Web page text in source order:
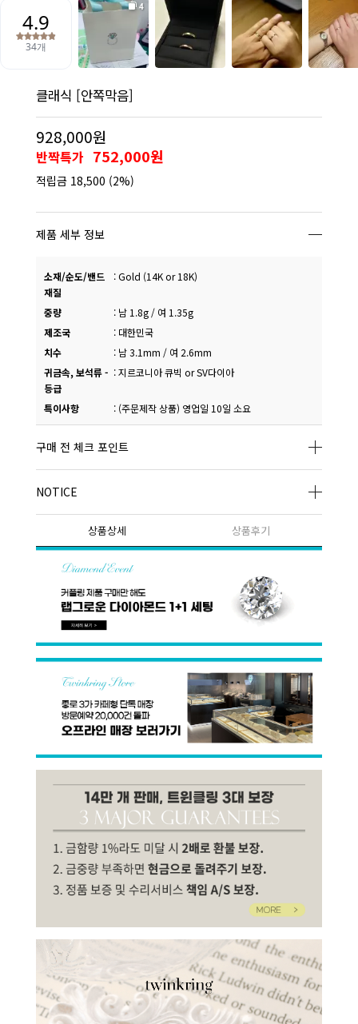
클래식 [안쪽막음]
928,000원
반짝특가 752,000원
적립금 18,500 (2%)
제품 세부 정보
소재/순도/밴드
재질
:Gold (14K or 18K)
중량 : 남 1.8g / 여 1.35g
제조국
: 대한민국
치수
: 남 3.1mm / 여 2.6mm
귀금속, 보석류 -
등급
:지르코니아 큐빅 or SV다이아
특이사항 : (주문제작 상품) 영업일 10일 소요
구매 전 체크 포인트
NOTICE
상품상세 상품후기